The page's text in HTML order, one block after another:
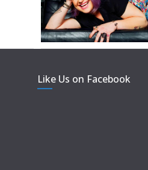
Like Us on Facebook